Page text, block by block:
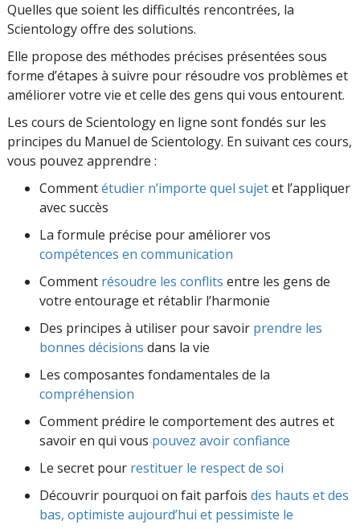
Quelles que soient les difficultés rencontrées, la
Scientology offre des solutions.
Elle propose des méthodes précises présentées sous
forme d’étapes à suivre pour résoudre vos problèmes et
améliorer votre vie et celle des gens qui vous entourent.
Les cours de Scientology en ligne sont fondés sur les
principes du Manuel de Scientology. En suivant ces cours,
vous pouvez apprendre :
Commentétudier n’importe quel sujetet l’appliquer
avec succès
La formule précise pour améliorer vos
compétences en communication
Comment résoudre les conflits entre les gens de
votre entourage et rétablir l’harmonie
Des principes à utiliser pour savoir prendre les
bonnes décisions dans la vie
Les composantes fondamentales de la
compréhension
Comment prédire le comportement des autres et
savoir en qui vous pouvez avoir confiance
Le secret pour restituer le respect de soi
Découvrir pourquoi on fait parfois des hauts et des
bas, optimiste aujourd’hui et pessimiste le